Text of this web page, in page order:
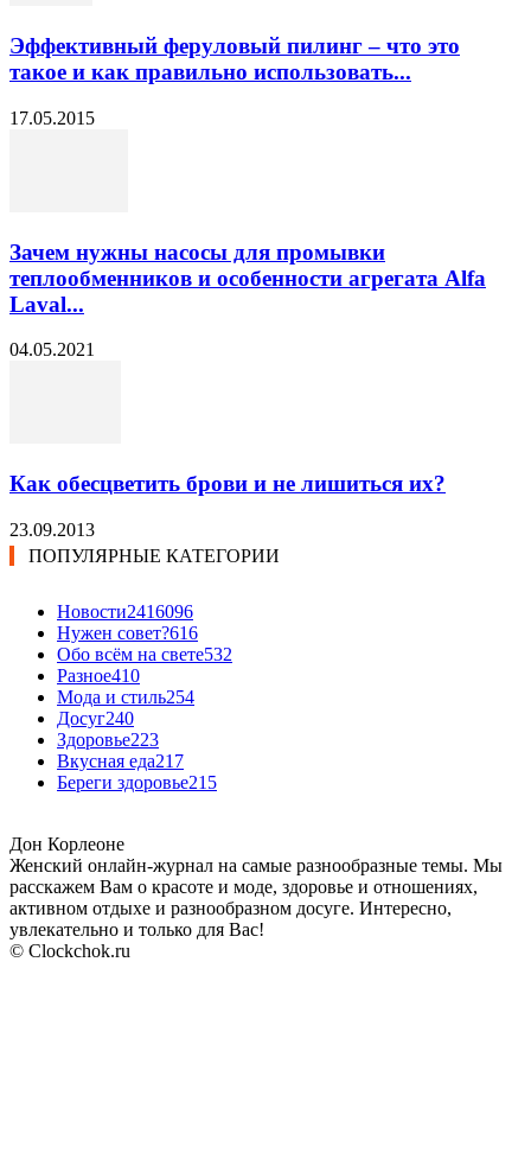
Эффективный феруловый пилинг – что это
такое и как правильно использовать...
17.05.2015
Зачем нужны насосы для промывки
теплообменников и особенности агрегата Alfa
Laval...
04.05.2021
Как обесцветить брови и не лишиться их?
23.09.2013
ПОПУЛЯРНЫЕ КАТЕГОРИИ
Новости2416096
Нужен совет?616
Обо всём на свете532
Разное410
Мода и стиль254
Досуг240
Здоровье223
Вкусная еда217
Береги здоровье215
Дон Корлеоне
Женский онлайн-журнал на самые разнообразные темы. Мы
расскажем Вам о красоте и моде, здоровье и отношениях,
активном отдыхе и разнообразном досуге. Интересно,
увлекательно и только для Вас!
© Clockchok.ru